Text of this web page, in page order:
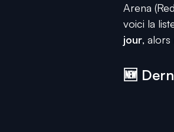
Arena
voici la
jour, alors
🆕